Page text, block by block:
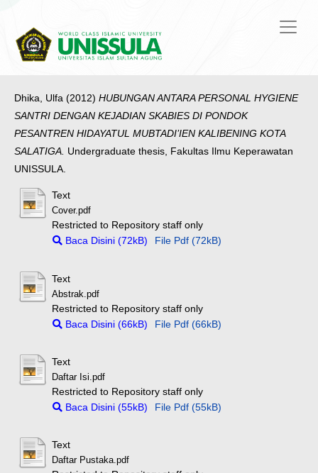
Dhika, Ulfa (2012) HUBUNGAN ANTARA PERSONAL HYGIENE
SANTRI DENGAN KEJADIAN SKABIES DI PONDOK
PESANTREN HIDAYATUL MUBTADI’IEN KALIBENING KOTA
SALATIGA. Undergraduate thesis, Fakultas Ilmu Keperawatan
UNISSULA.
Text
Cover.pdf
Restricted to Repository staff only
Baca Disini (72kB)
File Pdf (72kB)
Text
Abstrak.pdf
Restricted to Repository staff only
Baca Disini (66kB)
File Pdf (66kB)
Text
Daftar Isi.pdf
Restricted to Repository staff only
Baca Disini (55kB)
File Pdf (55kB)
Text
Daftar Pustaka.pdf